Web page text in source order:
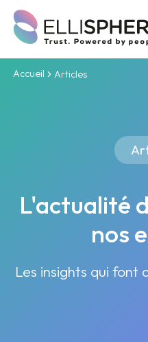
Accueil Articles
L'actualité
nos
Les insights qui